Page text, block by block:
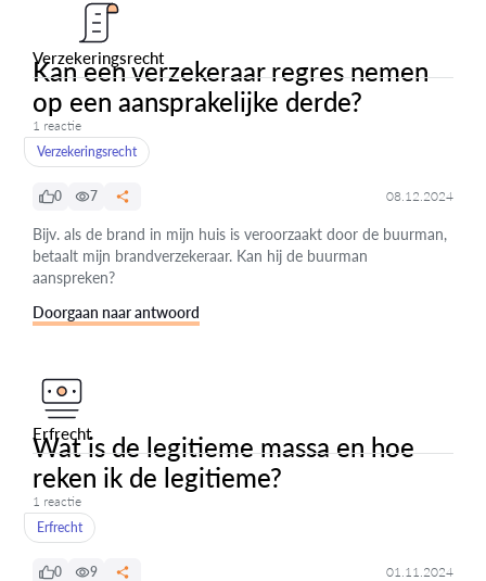
Verzekeringsrecht
Kan een verzekeraar regres nemen
op een aansprakelijke derde?
1 reactie
Verzekeringsrecht
0 7 08.12.2024
Bijv. als de brand in mijn huis is veroorzaakt door de buurman,
betaalt mijn brandverzekeraar. Kan hij de buurman
aanspreken?
Doorgaan naar antwoord
Erfrecht
Wat is de legitieme massa en hoe
reken ik de legitieme?
1 reactie
Erfrecht
0 9 01.11.2024